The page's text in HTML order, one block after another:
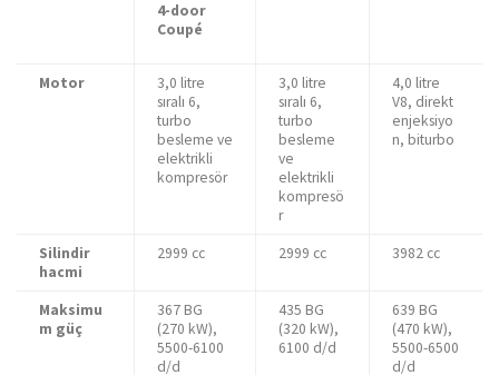
4-door
Coupé
Motor
3,0 litre
sıralı 6,
turbo
besleme ve
elektrikli
kompresör
3,0 litre
sıralı 6,
turbo
besleme
ve
elektrikli
kompresö
r
4,0 litre
V8, direkt
enjeksiyo
n, biturbo
Silindir
hacmi
2999 cc 2999 cc 3982 cc
Maksimu
m güç
367 BG
(270 kW),
5500-6100
d/d
435 BG
(320 kW),
6100 d/d
639 BG
(470 kW),
5500-6500
d/d